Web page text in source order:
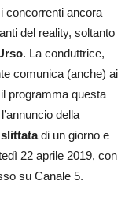
concorrenti ancora
del reality, soltanto
. La conduttrice,
comunica (anche) ai
programma questa
della
slittatadi un giorno e
22 aprile 2019, con
su Canale 5.